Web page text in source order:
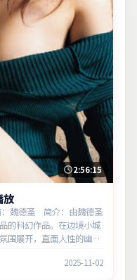
2:56:15
放
魏德圣 简介：由魏德圣
的科幻作品。在边境小城
围展开，直面人性的幽微
2025-11-02